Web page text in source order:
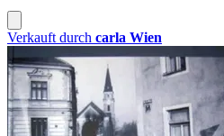
Verkauft durch carla Wien